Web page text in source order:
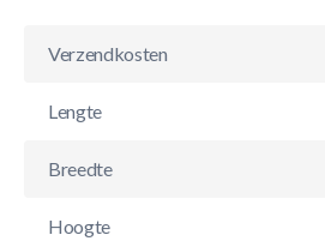
Verzendkosten
Lengte
Breedte
Hoogte